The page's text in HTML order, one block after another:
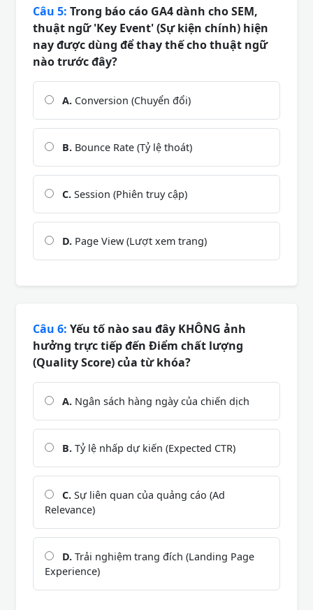
Câu 5: Trong báo cáo GA4 dành cho SEM,
thuật ngữ 'Key Event' (Sự kiện chính) hiện
nay được dùng để thay thế cho thuật ngữ
nào trước đây?
A. Conversion (Chuyển đổi)
B. Bounce Rate (Tỷ lệ thoát)
C. Session (Phiên truy cập)
D. Page View (Lượt xem trang)
Câu 6: Yếu tố nào sau đây KHÔNG ảnh
hưởng trực tiếp đến Điểm chất lượng
(Quality Score) của từ khóa?
A. Ngân sách hàng ngày của chiến dịch
B. Tỷ lệ nhấp dự kiến (Expected CTR)
C. Sự liên quan của quảng cáo (Ad
Relevance)
D. Trải nghiệm trang đích (Landing Page
Experience)